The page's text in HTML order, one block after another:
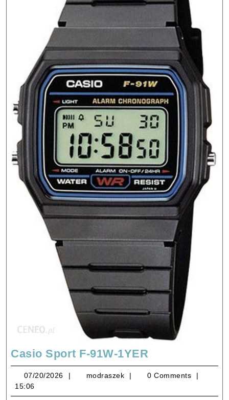
Casio Sport F-91W-1YER
Sport
F-
91W-
07/20/2026 07/20/2026
modraszek modraszek
0 Comments
15:06